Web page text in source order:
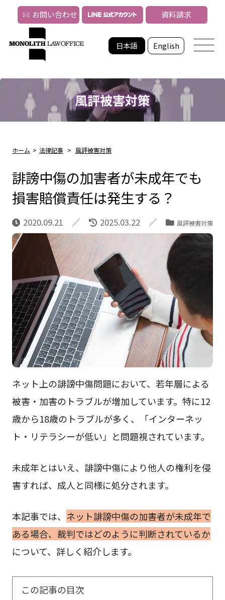
日本語 English
お問い合わせ 資料請求
風評被害対策
ホーム > 法律記事 > 風評被害対策
誹謗中傷の加害者が未成年でも
損害賠償責任は発生する？
2020.09.21 2025.03.22 風評被害対策
ネット上の誹謗中傷問題において、若年層による
被害・加害のトラブルが増加しています。特に12
歳から18歳のトラブルが多く、「インターネッ
ト・リテラシーが低い」と問題視されています。
未成年とはいえ、誹謗中傷により他人の権利を侵
害すれば、成人と同様に処分されます。
本記事では、 ネット誹謗中傷の加害者が未成年で
ある場合、裁判ではどのように判断されているか
について、詳しく紹介します。
この記事の目次